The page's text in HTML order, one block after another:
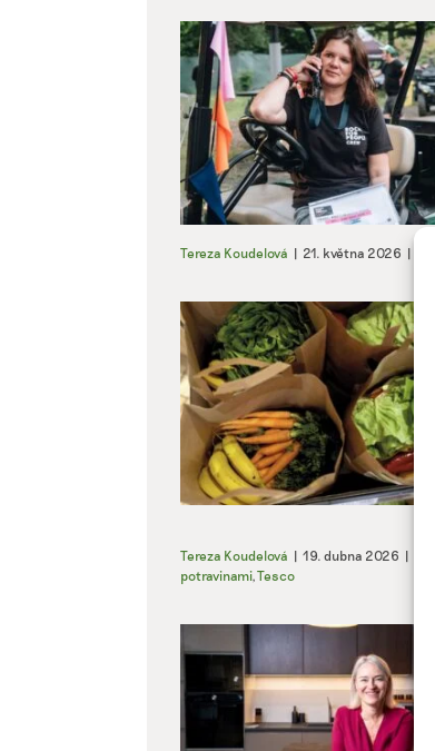
Tereza Koudelová | 21. května 2026 |
Tereza Koudelová | 19. dubna 2026 |
potravinami, Tesco